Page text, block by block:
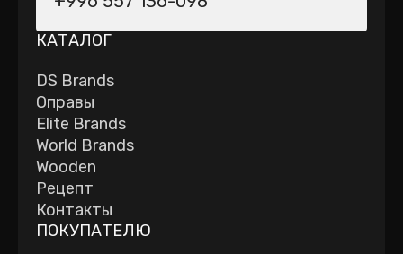
КАТАЛОГ
DS Brands
Оправы
Elite Brands
World Brands
Wooden
Рецепт
Контакты
ПОКУПАТЕЛЮ